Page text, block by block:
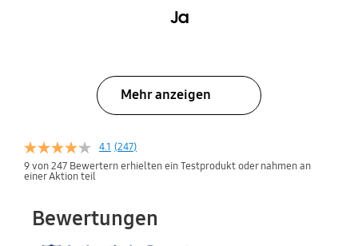
Ja
Mehr anzeigen
4.1 (247)
9 von 247 Bewertern erhielten ein Testprodukt oder nahmen an
einer Aktion teil